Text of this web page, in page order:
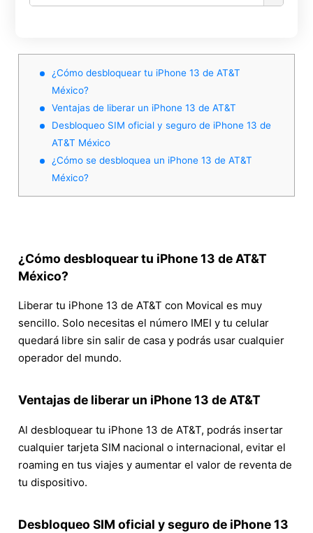
¿Cómo desbloquear tu iPhone 13 de AT&T
México?
Ventajas de liberar un iPhone 13 de AT&T
Desbloqueo SIM oficial y seguro de iPhone 13 de
AT&T México
¿Cómo se desbloquea un iPhone 13 de AT&T
México?
¿Cómo desbloquear tu iPhone 13 de AT&T
México?
Liberar tu iPhone 13 de AT&T con Movical es muy
sencillo. Solo necesitas el número IMEI y tu celular
quedará libre sin salir de casa y podrás usar cualquier
operador del mundo.
Ventajas de liberar un iPhone 13 de AT&T
Al desbloquear tu iPhone 13 de AT&T, podrás insertar
cualquier tarjeta SIM nacional o internacional, evitar el
roaming en tus viajes y aumentar el valor de reventa de
tu dispositivo.
Desbloqueo SIM oficial y seguro de iPhone 13